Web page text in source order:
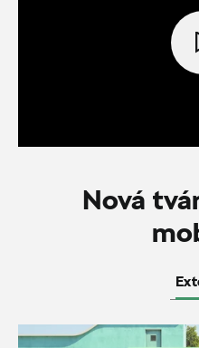
Nová